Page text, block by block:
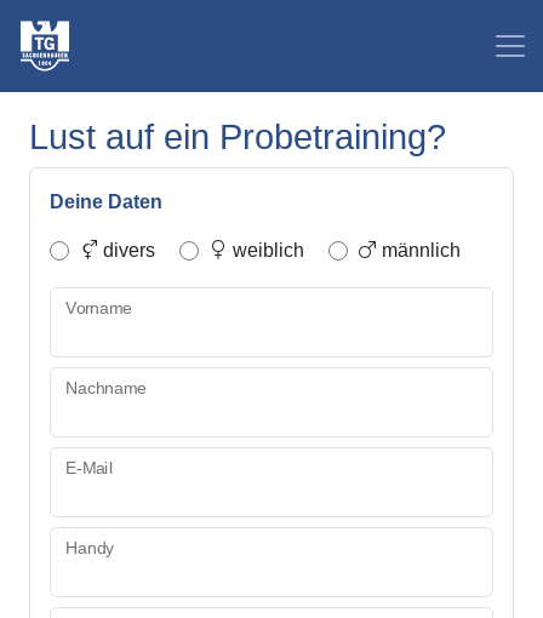
Lust auf ein Probetraining?
Deine Daten
divers weiblich männlich
Vorname
Nachname
E-Mail
Handy